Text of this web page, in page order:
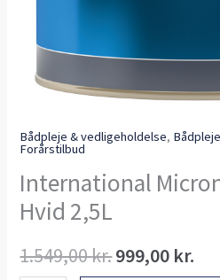
Bådpleje & vedligeholdelse,
Forårstilbud
International
Hvid 2,5L
1.549,00kr.999,00 kr.